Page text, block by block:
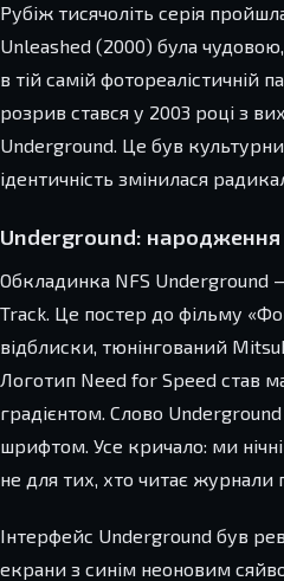
Рубіж тисячоліть серія
Unleashed (2000) була
в тій самій фотореалістичній
розрив стався у 2003 році з
Underground. Це був
ідентичність змінилася
Underground: народження
Обкладинка NFS Underground
Track. Це постер до фільму
відблиски, тюнінгований
Логотип Need for Speed став
градієнтом. Слово
шрифтом. Усе кричало: ми
не для тих, хто читає журнали
Інтерфейс Underground був
екрани з синім неоновим